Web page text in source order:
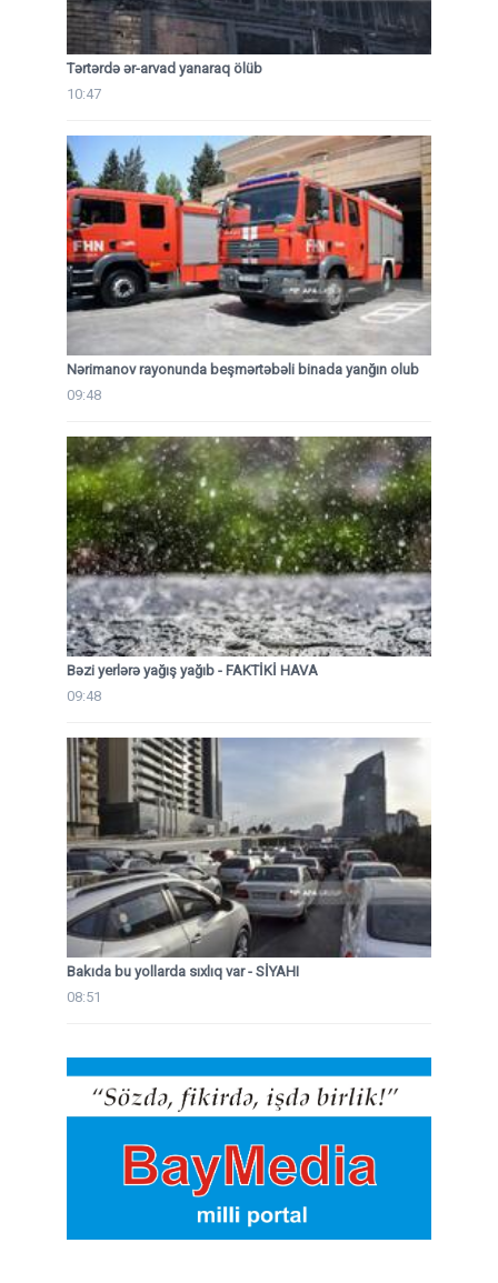
Tərtərdə ər-arvad yanaraq ölüb
10:47
Nərimanov rayonunda beşmərtəbəli binada yanğın olub
09:48
Bəzi yerlərə yağış yağıb - FAKTİKİ HAVA
09:48
Bakıda bu yollarda sıxlıq var - SİYAHI
08:51